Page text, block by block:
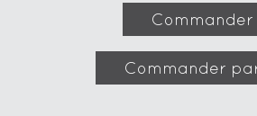
Commander
Commander